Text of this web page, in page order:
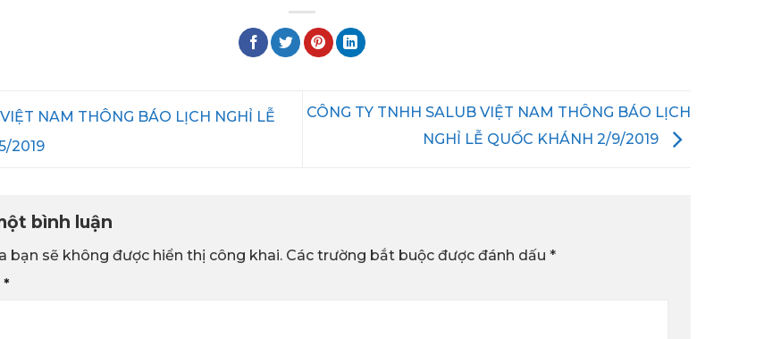
NAM THÔNG BÁO LỊCH NGHỈ LỄ
2019
CÔNG TY TNHH SALUB VIỆT NAM THÔNG BÁO LỊCH
NGHỈ LỄ QUỐC KHÁNH 2/9/2019
bình luận
bạn sẽ không được hiển thị công khai. Các trường bắt buộc được đánh dấu *
*